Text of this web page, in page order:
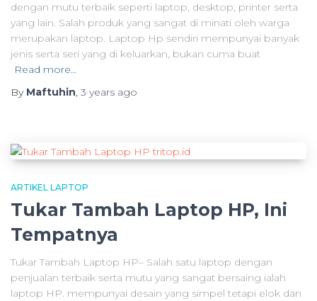
dengan mutu terbaik seperti laptop, desktop, printer serta
yang lain. Salah produk yang sangat di minati oleh warga
merupakan laptop. Laptop Hp sendiri mempunyai banyak
jenis serta seri yang di keluarkan, bukan cuma buat
Read more…
By Maftuhin, 3 years ago
ARTIKEL LAPTOP
Tukar Tambah Laptop HP, Ini
Tempatnya
Tukar Tambah Laptop HP– Salah satu laptop dengan
penjualan terbaik serta mutu yang sangat bersaing ialah
laptop HP. mempunyai desain yang simpel tetapi elok dan